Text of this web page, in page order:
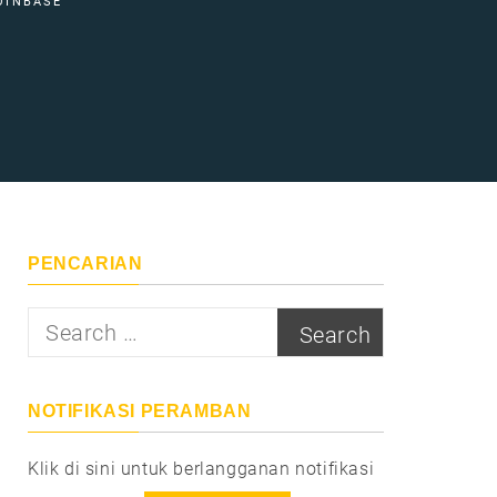
PENCARIAN
Search
NOTIFIKASI PERAMBAN
Klik di sini untuk berlangganan notifikasi